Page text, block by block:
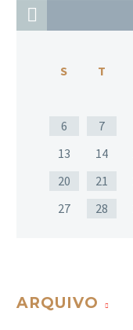
S T
6
7
13
14
20
21
27
28
ARQUIVO